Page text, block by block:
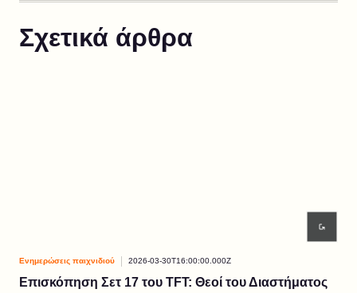
Σχετικά άρθρα
Ενημερώσεις παιχνιδιού 2026-03-30T16:00:00.000Z
Επισκόπηση Σετ 17 του TFT: Θεοί του Διαστήματος